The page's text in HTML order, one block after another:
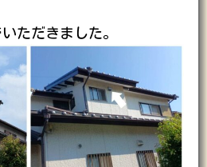
ただきました。